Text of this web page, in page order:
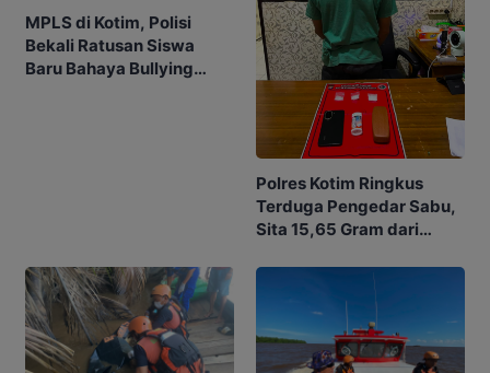
MPLS di Kotim, Polisi
Bekali Ratusan Siswa
Baru Bahaya Bullying
Polres Kotim Ringkus
Terduga Pengedar Sabu,
Sita 15,65 Gram dari